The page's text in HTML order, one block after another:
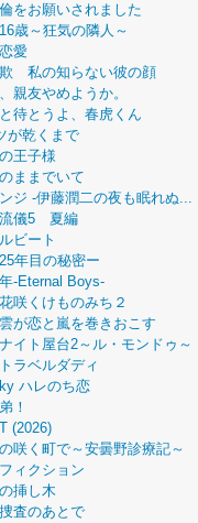
をお願いされました
歳～狂気の隣人～
愛
私の知らない彼の顔
親友やめようか。
待とうよ、春虎くん
が乾くまで
王子様
ままでいて
ジ -伊藤潤二の夜も眠れぬ...
儀5 夏編
ビート
年目の秘密ー
-Eternal Boys-
咲くけものみち２
が恋と嵐を巻きおこす
イト屋台2～ル・モンドゥ～
ラベルダディ
ハレのち恋
！
(2026)
咲く町で～安曇野診療記～
ィクション
挿し木
査のあとで